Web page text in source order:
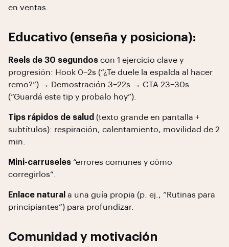
en ventas.
Educativo (enseña y posiciona):
Reels de 30 segundos con 1 ejercicio clave y
progresión: Hook 0–2s (“¿Te duele la espalda al hacer
remo?”) → Demostración 3–22s → CTA 23–30s
(“Guardá este tip y probalo hoy”).
Tips rápidos de salud (texto grande en pantalla +
subtítulos): respiración, calentamiento, movilidad de 2
min.
Mini-carruseles “errores comunes y cómo
corregirlos”.
Enlace natural a una guía propia (p. ej., “Rutinas para
principiantes”) para profundizar.
Comunidad y motivación